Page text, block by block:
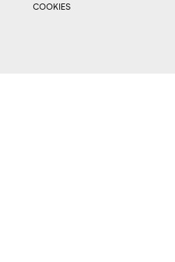
COOKIES